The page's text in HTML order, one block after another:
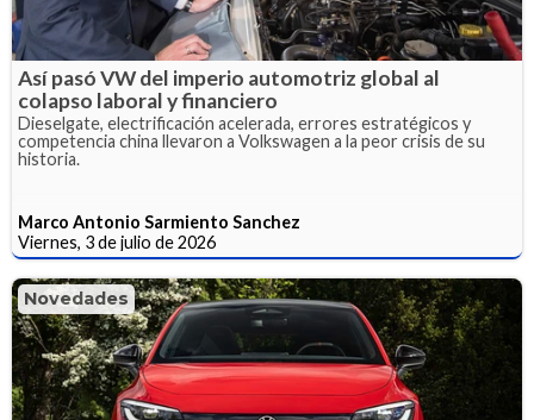
Así pasó VW del imperio automotriz global al
colapso laboral y financiero
Dieselgate, electrificación acelerada, errores estratégicos y
competencia china llevaron a Volkswagen a la peor crisis de su
historia.
Marco Antonio Sarmiento Sanchez
Viernes, 3 de julio de 2026
Novedades